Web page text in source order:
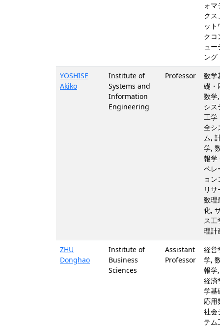
ォマ
クス
ット
クコ
ュー
ング
YOSHISE
Akiko
Institute of
Systems and
Information
Engineering
Professor
数学
礎・
数学
シス
工学
全シ
ム,
学,
報学
ペレ
ョン
リ
数理
化,
ス工
理計
ZHU
Donghao
Institute of
Business
Sciences
Assistant
Professor
経営
学,
報学
経済
学基
応用
社会
テム